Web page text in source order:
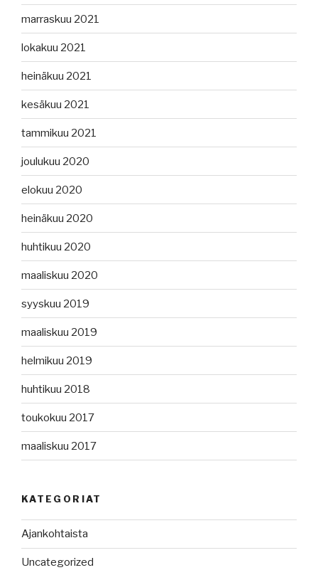
marraskuu 2021
lokakuu 2021
heinäkuu 2021
kesäkuu 2021
tammikuu 2021
joulukuu 2020
elokuu 2020
heinäkuu 2020
huhtikuu 2020
maaliskuu 2020
syyskuu 2019
maaliskuu 2019
helmikuu 2019
huhtikuu 2018
toukokuu 2017
maaliskuu 2017
KATEGORIAT
Ajankohtaista
Uncategorized